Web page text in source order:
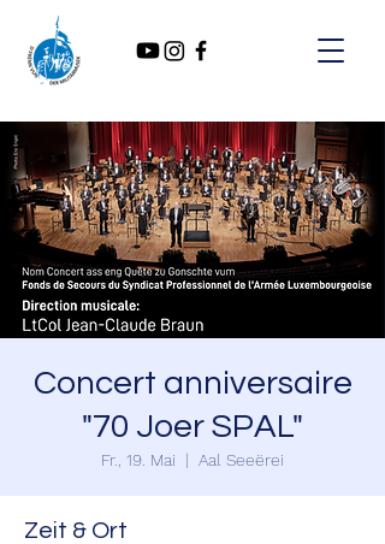
Concert anniversaire
"70 Joer SPAL"
Fr., 19. Mai
  |
Aal Seeërei
Zeit & Ort